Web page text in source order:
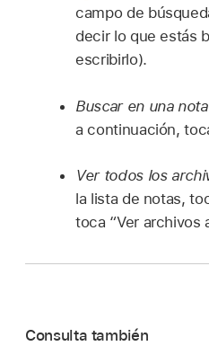
campo de
decir lo que estás
escribirlo).
Buscar en una
a continuación,
Ver todos los
la lista de notas,
toca “Ver archivos
Consulta también